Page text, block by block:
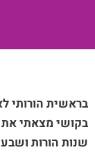
בראשית הורותי
שנות הורות